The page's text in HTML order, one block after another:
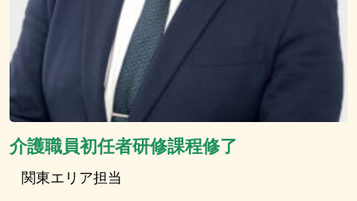
介護職員初任者研修課程修了
関東エリア担当